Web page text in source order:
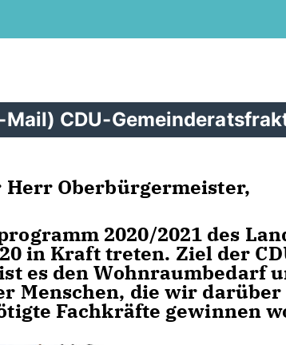
CDU-
Herr Oberbürgermeister,
2020/2021 des
in Kraft treten. Ziel der
es den Wohnraumbedarf
Menschen, die wir
Fachkräfte gewinnen